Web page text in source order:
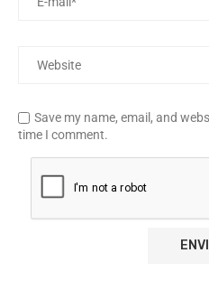
Save my name, email, and
time I comment.